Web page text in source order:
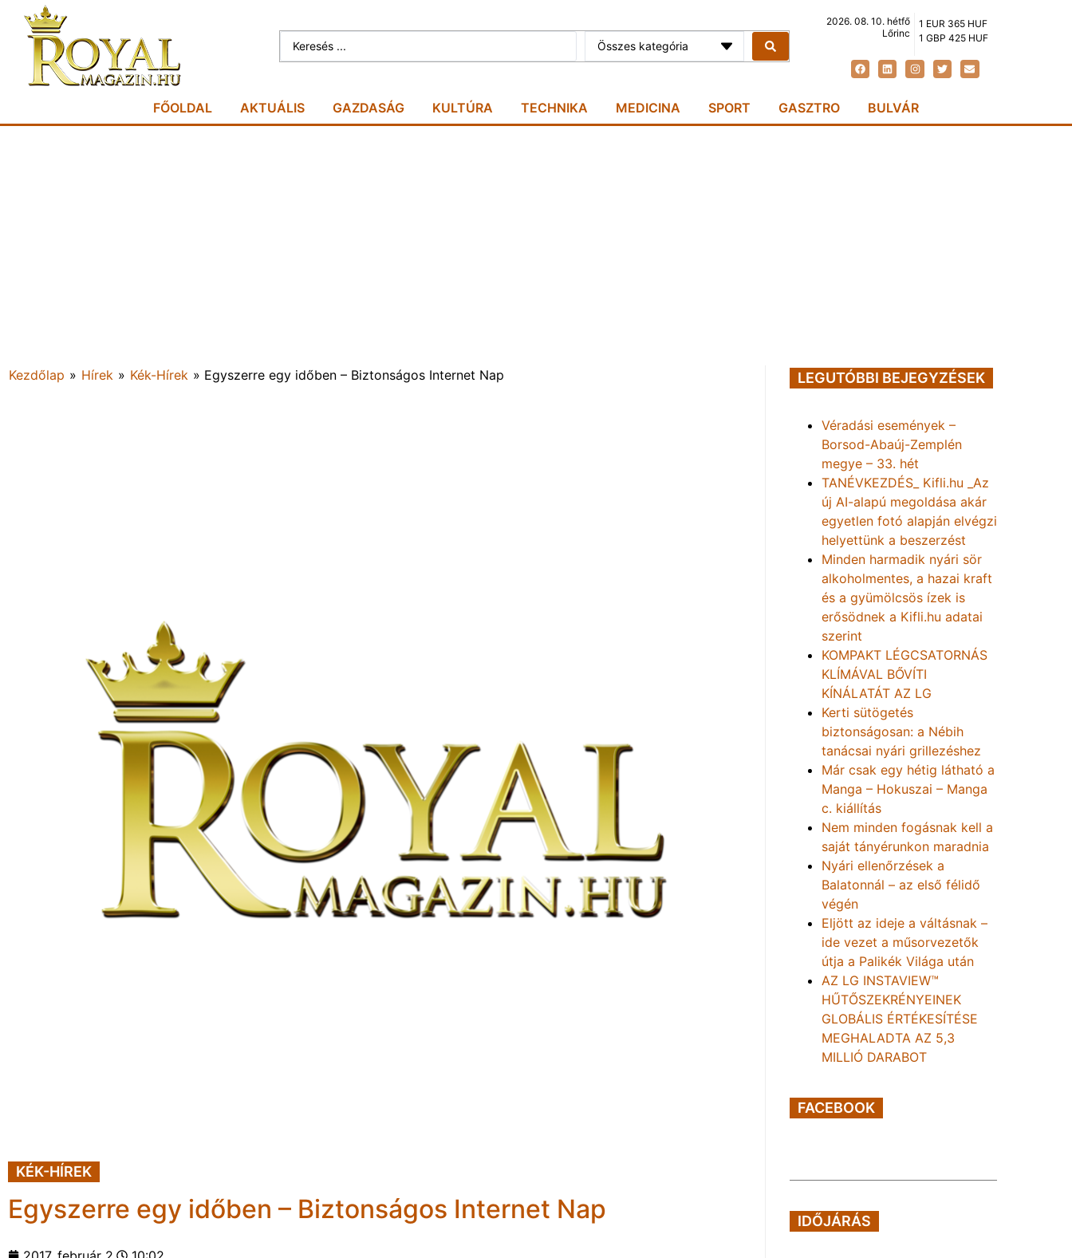
Összes kategória
2026. 08. 10. hétfő
Lőrinc
1 EUR 365 HUF
1 GBP 425 HUF
FŐOLDAL AKTUÁLIS GAZDASÁG KULTÚRA TECHNIKA MEDICINA SPORT GASZTRO BULVÁR
Kezdőlap » Hírek » Kék-Hírek » Egyszerre egy időben – Biztonságos Internet Nap
KÉK-HÍREK
Egyszerre egy időben – Biztonságos Internet Nap
LEGUTÓBBI BEJEGYZÉSEK
Véradási események –
Borsod-Abaúj-Zemplén
megye – 33. hét
TANÉVKEZDÉS_ Kifli.hu _Az
új AI-alapú megoldása akár
egyetlen fotó alapján elvégzi
helyettünk a beszerzést
Minden harmadik nyári sör
alkoholmentes, a hazai kraft
és a gyümölcsös ízek is
erősödnek a Kifli.hu adatai
szerint
KOMPAKT LÉGCSATORNÁS
KLÍMÁVAL BŐVÍTI
KÍNÁLATÁT AZ LG
Kerti sütögetés
biztonságosan: a Nébih
tanácsai nyári grillezéshez
Már csak egy hétig látható a
Manga – Hokuszai – Manga
c. kiállítás
Nem minden fogásnak kell a
saját tányérunkon maradnia
Nyári ellenőrzések a
Balatonnál – az első félidő
végén
Eljött az ideje a váltásnak –
ide vezet a műsorvezetők
útja a Palikék Világa után
AZ LG INSTAVIEW™
HŰTŐSZEKRÉNYEINEK
GLOBÁLIS ÉRTÉKESÍTÉSE
MEGHALADTA AZ 5,3
MILLIÓ DARABOT
FACEBOOK
IDŐJÁRÁS